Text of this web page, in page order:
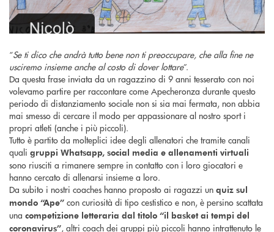
“Se ti dico che andrà tutto bene non ti preoccupare, che alla fine ne
usciremo insieme anche al costo di dover lottare”.
Da questa frase inviata da un ragazzino di 9 anni tesserato con noi
volevamo partire per raccontare come Apecheronza durante questo
periodo di distanziamento sociale non si sia mai fermata, non abbia
mai smesso di cercare il modo per appassionare al nostro sport i
propri atleti (anche i più piccoli).
Tutto è partito da molteplici idee degli allenatori che tramite canali
quali gruppi Whatsapp, social media e allenamenti virtuali
sono riusciti a rimanere sempre in contatto con i loro giocatori e
hanno cercato di allenarsi insieme a loro.
Da subito i nostri coaches hanno proposto ai ragazzi un quiz sul
mondo “Ape” con curiosità di tipo cestistico e non, è persino scattata
una competizione letteraria dal titolo “il basket ai tempi del
coronavirus”, altri coach dei gruppi più piccoli hanno intrattenuto le